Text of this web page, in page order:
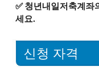
✅ 청년내일저축계좌
세요.
신청 자격